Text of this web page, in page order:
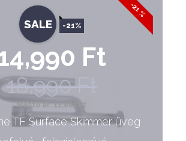
-21 %
SALE -21%
Ft
18,990 Ft
Nettó ár: 11,803 Ft
TF Surface Skimmer üveg